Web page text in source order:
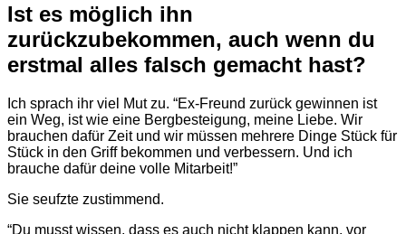
Ist es möglich ihn
zurückzubekommen, auch wenn du
erstmal alles falsch gemacht hast?
Ich sprach ihr viel Mut zu. “Ex-Freund zurück gewinnen ist
ein Weg, ist wie eine Bergbesteigung, meine Liebe. Wir
brauchen dafür Zeit und wir müssen mehrere Dinge Stück für
Stück in den Griff bekommen und verbessern. Und ich
brauche dafür deine volle Mitarbeit!”
Sie seufzte zustimmend.
“Du musst wissen, dass es auch nicht klappen kann, vor